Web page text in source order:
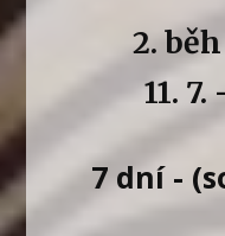
2.
11. 7.
7 dní -